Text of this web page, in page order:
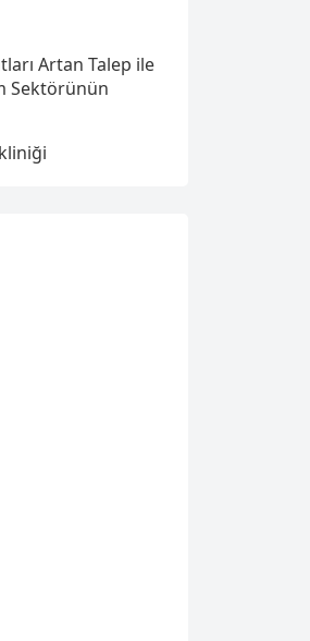
Artan Talep ile
Sektörünün